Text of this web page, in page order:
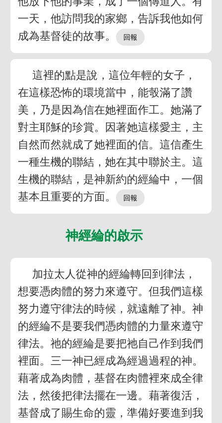
一天，他訪問我的家鄉，告訴我他如何
成為基督徒的故事。
這裡的點是說，這位年輕的女子，
在這樣恐怖的環境當中，能彀滿了讚
美，乃是因為信在她裡面作工。她滿了
對主耶穌的珍賞。因著她這樣愛主，主
自然而然就成了她裡面的信。這信產生
一種生機的聯結，她在其中聯於主。這
生機的聯結，是神新約的經綸中，一個
基本且重要的方面。
神經綸的啟示
加拉太人從神的經綸轉回到律法，
想要憑肉體的努力來遵守。但我們這樣
努力遵守律法的時候，就遠離了神。神
的經綸不是要我們憑肉體的力量來遵守
律法。祂的經綸是要把祂自己作到我們
裡面。三一神已經成為經過過程的神。
藉著成為肉體，基督在肉體裡來成全律
法，然後把律法擺在一邊。藉著復活，
基督成了賜生命的靈，準備好要進到我